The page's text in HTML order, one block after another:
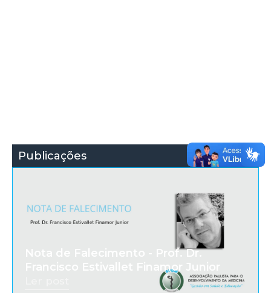
Publicações
Nota de Falecimento - Prof. Dr.
Francisco Estivallet Finamor Junior